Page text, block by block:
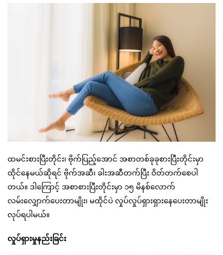
ထမင်းစားပြီးတိုင်း၊ ဗိုက်ပြည့်အောင် အစာတစ်ခုခုစားပြီးတိုင်းမှာ
ထိုင်နေမယ်ဆိုရင် ဗိုက်အဆီ၊ ခါးအဆီတက်ပြီး ဝိတ်တက်စေပါ
တယ်။ ဒါကြောင့် အစာစားပြီးတိုင်းမှာ ၁၅ မိနစ်လောက်
လမ်းလျှောက်ပေးတာမျိုး၊ မထိုင်ပဲ လှုပ်လှုပ်ရှားရှားနေပေးတာမျိုး
လုပ်ရပါမယ်။
လှုပ်ရှားမှုနည်းခြင်း